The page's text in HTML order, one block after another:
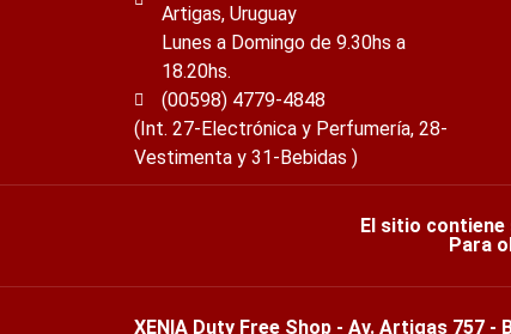
Artigas, Uruguay
Lunes a Domingo de 9.30hs a
18.20hs.
(00598) 4779-4848
(Int. 27-Electrónica y Perfumería, 28-
Vestimenta y 31-Bebidas )
El sitio contiene
Para
XENIA Duty Free Shop - Av. Artigas 757 -